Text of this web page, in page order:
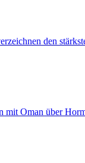
den
mit Oman über